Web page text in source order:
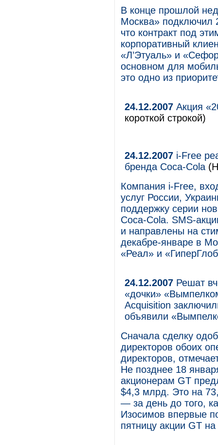
В конце прошлой
Москва» подключил
что контракт под
корпоративный
«Л’Этуаль» и
основном для
это одно из
24.12.2007 Акция
короткой строкой)
24.12.2007 i-Free
бренда Coca-Cola
Компания i-Free,
услуг России,
поддержку серии
Coca-Cola. SMS-
и направлены на
декабре-январе в
«Реал» и
24.12.2007 Решат
«дочки»
Acquisition
объявили
Сначала сделку
директоров обоих
директоров,
Не позднее 18
акционерам GT
$4,3 млрд. Это на
— за день до того,
Изосимов впервые
пятницу акции GT